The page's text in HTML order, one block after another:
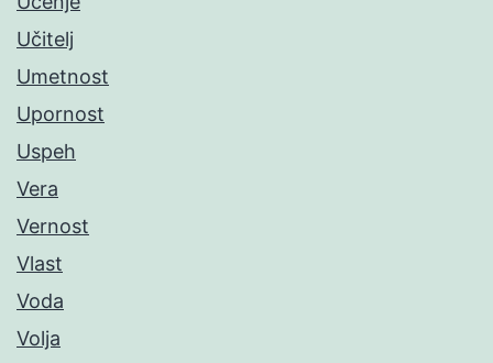
Učitelj
Umetnost
Upornost
Uspeh
Vera
Vernost
Vlast
Voda
Volja